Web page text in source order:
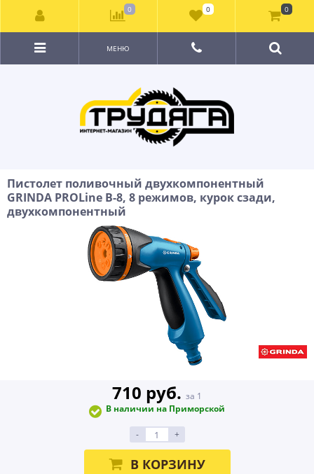
МЕНЮ
Пистолет поливочный двухкомпонентный
GRINDA PROLine B-8, 8 режимов, курок сзади,
двухкомпонентный
710 руб. за 1
В наличии на Приморской
- +
В КОРЗИНУ
0 0 0